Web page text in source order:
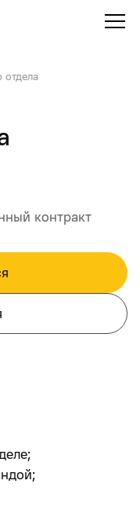
контракт